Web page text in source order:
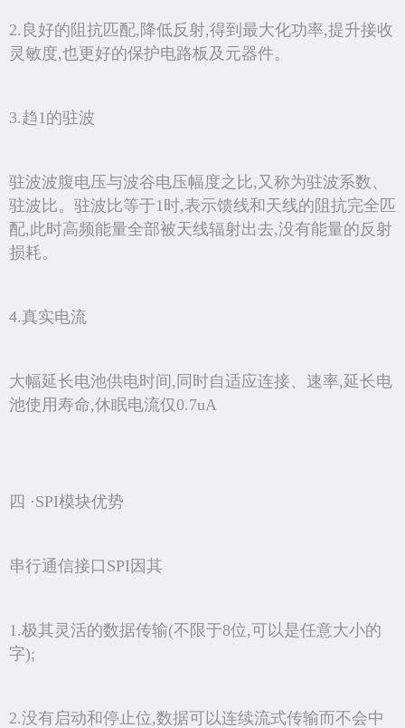
2.良好的阻抗匹配,降低反射,得到最大化功率,提升接收
灵敏度,也更好的保护电路板及元器件。
3.趋1的驻波
驻波波腹电压与波谷电压幅度之比,又称为驻波系数、
驻波比。驻波比等于1时,表示馈线和天线的阻抗完全匹
配,此时高频能量全部被天线辐射出去,没有能量的反射
损耗。
4.真实电流
大幅延长电池供电时间,同时自适应连接、速率,延长电
池使用寿命,休眠电流仅0.7uA
四 ·SPI模块优势
串行通信接口SPI因其
1.极其灵活的数据传输(不限于8位,可以是任意大小的
字);
2.没有启动和停止位,数据可以连续流式传输而不会中